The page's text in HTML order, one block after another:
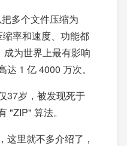
多个文件压缩为
率和速度、功能都
为世界上最有影响
1 亿 4000 万次。
37岁，被发现死于
"ZIP" 算法。
这里就不多介绍了，